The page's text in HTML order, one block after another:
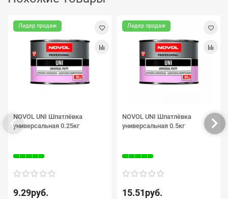
Лидер продаж
NOVOL UNI Шпатлёвка
универсальная 0.25кг
9.29руб.
Лидер продаж
NOVOL UNI Шпатлёвка
универсальная 0.5кг
15.51руб.